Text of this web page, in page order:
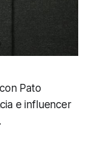
Pato
e influencer